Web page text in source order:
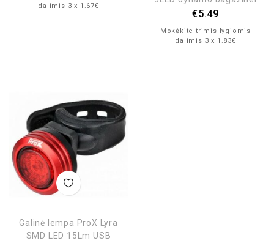
dalimis 3 x 1.67€
€5.49
Mokėkite trimis lygiomis
dalimis 3 x 1.83€
Galinė lempa ProX Lyra
SMD LED 15Lm USB